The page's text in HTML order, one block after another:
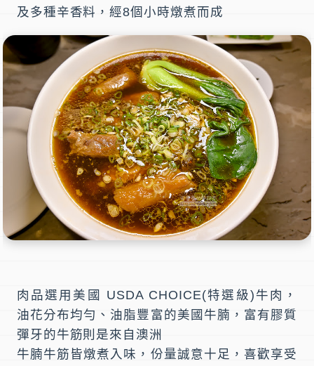
及多種辛香料，經8個小時燉煮而成
肉品選用美國 USDA CHOICE(特選級)牛肉，
油花分布均勻、油脂豐富的美國牛腩，富有膠質
彈牙的牛筋則是來自澳洲
牛腩牛筋皆燉煮入味，份量誠意十足，喜歡享受